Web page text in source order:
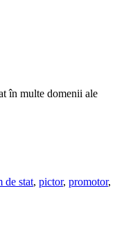
în multe domenii ale
de stat, pictor, promotor,